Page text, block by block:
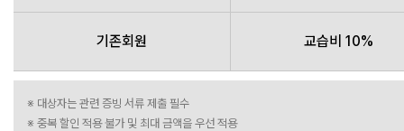
기존회원 교습비 10%
※ 대상자는 관련 증빙 서류 제출 필수
※ 중복 할인 적용 불가 및 최대 금액을 우선 적용